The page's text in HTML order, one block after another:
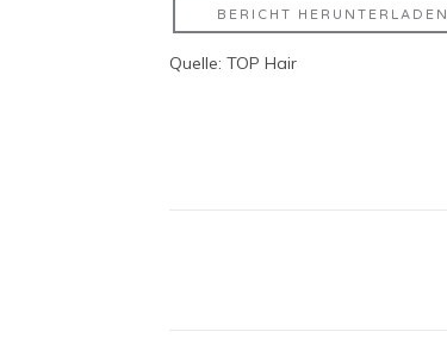
BERICHT HERUNTERLADEN
Quelle: TOP Hair